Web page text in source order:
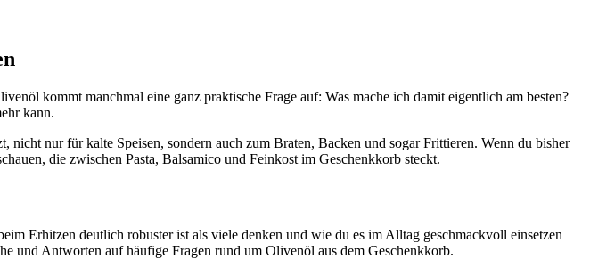
kommt manchmal eine ganz praktische Frage auf: Was mache ich damit eigentlich am besten?
kann.
nur für kalte Speisen, sondern auch zum Braten, Backen und sogar Frittieren. Wenn du bisher
die zwischen Pasta, Balsamico und Feinkost im Geschenkkorb steckt.
Erhitzen deutlich robuster ist als viele denken und wie du es im Alltag geschmackvoll einsetzen
und Antworten auf häufige Fragen rund um Olivenöl aus dem Geschenkkorb.